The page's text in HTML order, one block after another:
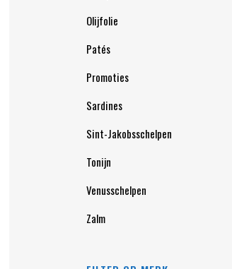
Olijfolie
Patés
Promoties
Sardines
Sint-Jakobsschelpen
Tonijn
Venusschelpen
Zalm